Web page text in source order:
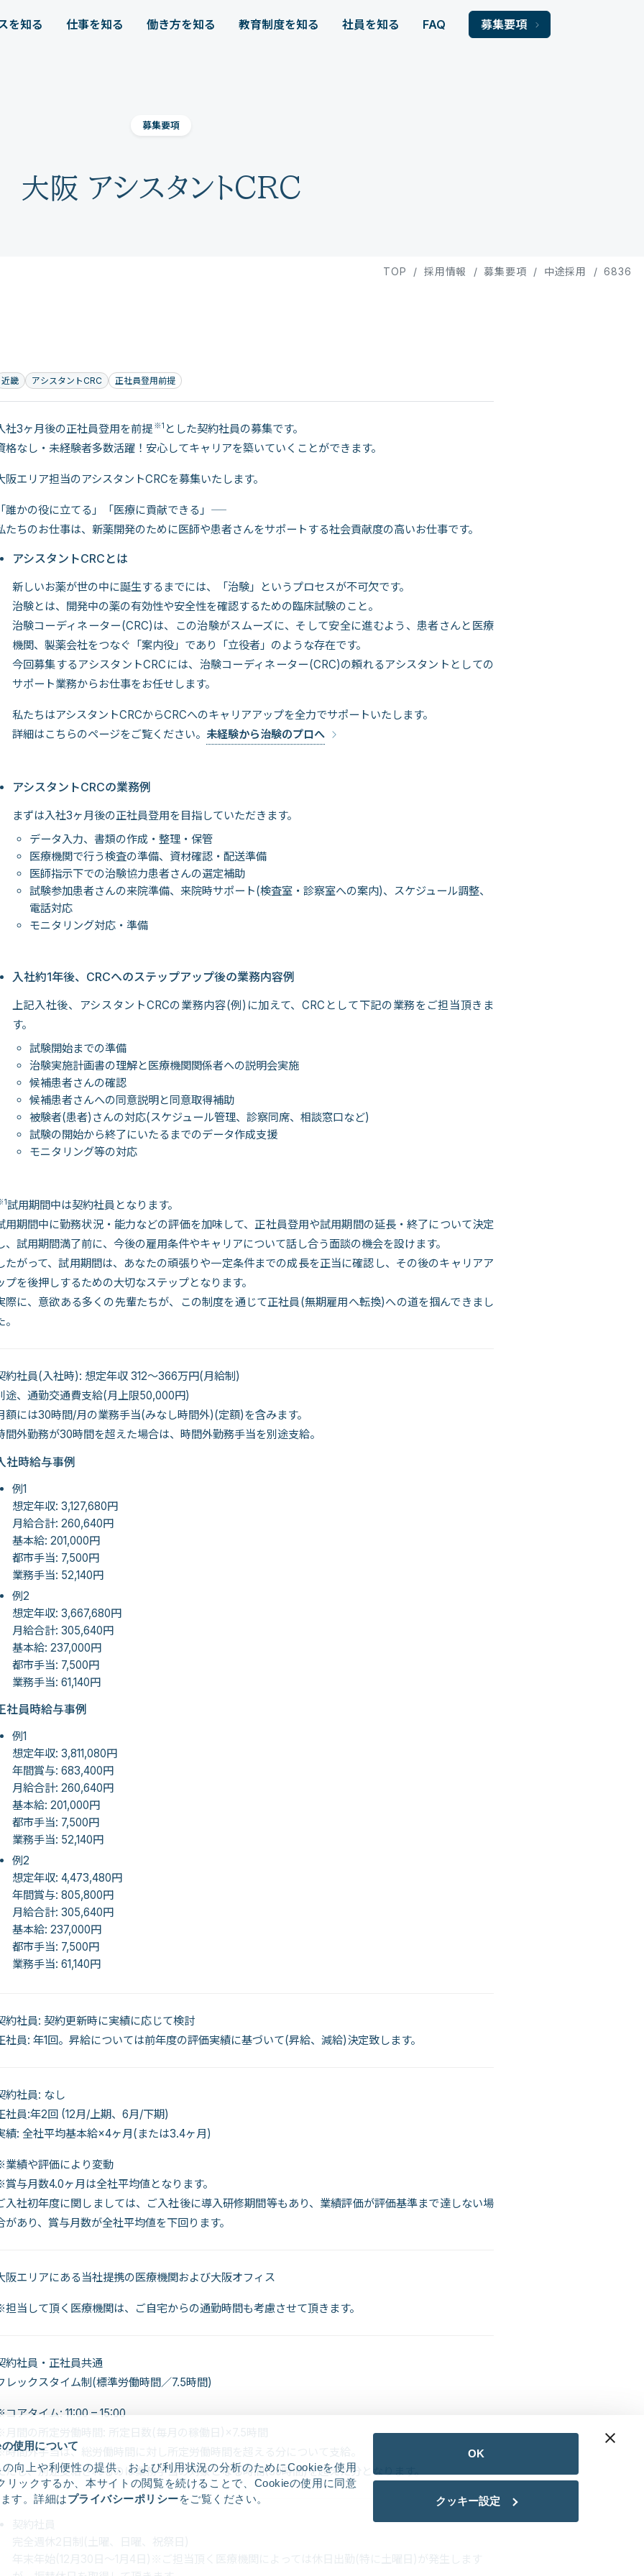
使用について
向上や利便性の提供、および利用状況の分析のためにCookieを使用
リックするか、本サイトの閲覧を続けることで、Cookieの使用に同意
す。詳細はプライバシーポリシーをご覧ください。
OK
クッキー設定
を知る 仕事を知る 働き方を知る 教育制度を知る 社員を知る FAQ 募集要項
募集要項
大阪 アシスタントCRC
TOP / 採用情報 / 募集要項 / 中途採用 / 6836
近畿 アシスタントCRC 正社員登用前提
社3ヶ月後の正社員登用を前提 ※1 とした契約社員の募集です。
格なし・未経験者多数活躍！安心してキャリアを築いていくことができます。
阪エリア担当のアシスタントCRCを募集いたします。
誰かの役に立てる」「医療に貢献できる」―――
たちのお仕事は、新薬開発のために医師や患者さんをサポートする社会貢献度の高いお仕事です。
アシスタントCRCとは
新しいお薬が世の中に誕生するまでには、「治験」というプロセスが不可欠です。
治験とは、開発中の薬の有効性や安全性を確認するための臨床試験のこと。
治験コーディネーター(CRC)は、この治験がスムーズに、そして安全に進むよう、患者さんと医療
機関、製薬会社をつなぐ「案内役」であり「立役者」のような存在です。
今回募集するアシスタントCRCには、治験コーディネーター(CRC)の頼れるアシスタントとしての
サポート業務からお仕事をお任せします。
私たちはアシスタントCRCからCRCへのキャリアアップを全力でサポートいたします。
詳細はこちらのページをご覧ください。 未経験から治験のプロへ
アシスタントCRCの業務例
まずは入社3ヶ月後の正社員登用を目指していただきます。
データ入力、書類の作成・整理・保管
医療機関で行う検査の準備、資材確認・配送準備
医師指示下での治験協力患者さんの選定補助
試験参加患者さんの来院準備、来院時サポート(検査室・診察室への案内)、スケジュール調整、
電話対応
モニタリング対応・準備
入社約1年後、CRCへのステップアップ後の業務内容例
上記入社後、アシスタントCRCの業務内容(例)に加えて、CRCとして下記の業務をご担当頂きま
す。
試験開始までの準備
治験実施計画書の理解と医療機関関係者への説明会実施
候補患者さんの確認
候補患者さんへの同意説明と同意取得補助
被験者(患者)さんの対応(スケジュール管理、診察同席、相談窓口など)
試験の開始から終了にいたるまでのデータ作成支援
モニタリング等の対応
試用期間中は契約社員となります。
用期間中に勤務状況・能力などの評価を加味して、正社員登用や試用期間の延長・終了について決定
、試用期間満了前に、今後の雇用条件やキャリアについて話し合う面談の機会を設けます。
たがって、試用期間は、あなたの頑張りや一定条件までの成長を正当に確認し、その後のキャリアア
プを後押しするための大切なステップとなります。
際に、意欲ある多くの先輩たちが、この制度を通じて正社員(無期雇用へ転換)への道を掴んできまし
。
約社員(入社時): 想定年収 312～366万円(月給制)
途、通勤交通費支給(月上限50,000円)
額には30時間/月の業務手当(みなし時間外)(定額)を含みます。
間外勤務が30時間を超えた場合は、時間外勤務手当を別途支給。
社時給与事例
例1
想定年収: 3,127,680円
月給合計: 260,640円
基本給: 201,000円
都市手当: 7,500円
業務手当: 52,140円
例2
想定年収: 3,667,680円
月給合計: 305,640円
基本給: 237,000円
都市手当: 7,500円
業務手当: 61,140円
社員時給与事例
例1
想定年収: 3,811,080円
年間賞与: 683,400円
月給合計: 260,640円
基本給: 201,000円
都市手当: 7,500円
業務手当: 52,140円
例2
想定年収: 4,473,480円
年間賞与: 805,800円
月給合計: 305,640円
基本給: 237,000円
都市手当: 7,500円
業務手当: 61,140円
約社員: 契約更新時に実績に応じて検討
社員: 年1回。昇給については前年度の評価実績に基づいて(昇給、減給)決定致します。
約社員: なし
社員:年2回 (12月/上期、6月/下期)
績: 全社平均基本給×4ヶ月(または3.4ヶ月)
績や評価により変動
与月数4.0ヶ月は全社平均値となります。
入社初年度に関しましては、ご入社後に導入研修期間等もあり、業績評価が評価基準まで達しない場
があり、賞与月数が全社平均値を下回ります。
阪エリアにある当社提携の医療機関および大阪オフィス
当して頂く医療機関は、ご自宅からの通勤時間も考慮させて頂きます。
約社員・正社員共通
レックスタイム制(標準労働時間／7.5時間)
アタイム: 11:00 – 15:00
間外手当は、総労働時間に対し所定労働時間を超える分について支給。
だし、別途支給されるのは業務手当の対象となる時間(30時間)を超えた分となります。